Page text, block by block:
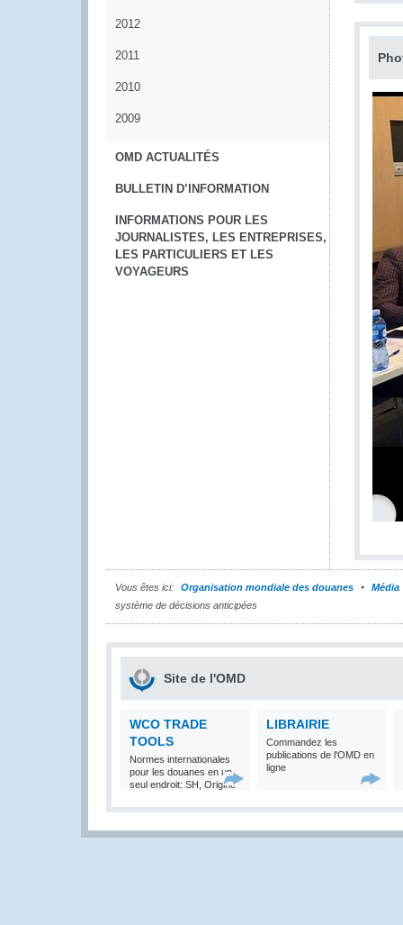
2012
2011
2010
2009
OMD ACTUALITÉS
BULLETIN D’INFORMATION
INFORMATIONS POUR LES
JOURNALISTES, LES ENTREPRISES,
LES PARTICULIERS ET LES
VOYAGEURS
Vous êtes ici: Organisation mondiale des douanes
Média
système de décisions anticipées
Site de l'OMD
WCO TRADE
TOOLS
Normes internationales
pour les douanes en un
seul endroit: SH, Origine
LIBRAIRIE
Commandez les
publications de l'OMD en
ligne